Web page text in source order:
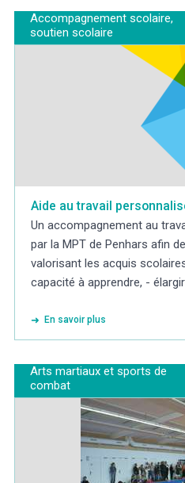
Accompagnement scolaire,
soutien scolaire
Aide au travail
Un accompagnement au
par la MPT de Penhars afin
valorisant les acquis
capacité à apprendre, -
En savoir plus
Arts martiaux et sports de
combat